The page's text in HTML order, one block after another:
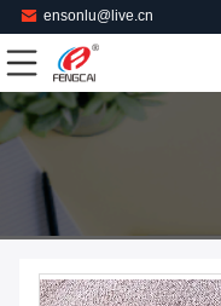
ensonlu@live.cn